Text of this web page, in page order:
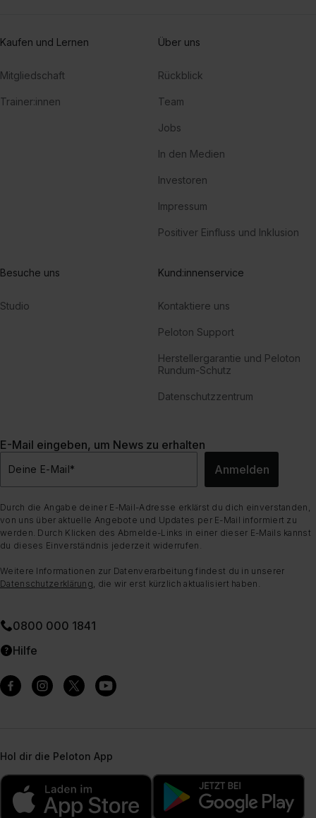
Kaufen und Lernen
Mitgliedschaft
Trainer:innen
Über uns
Rückblick
Team
Jobs
In den Medien
Investoren
Impressum
Positiver Einfluss und Inklusion
Besuche uns
Studio
Kund:innenservice
Kontaktiere uns
Peloton Support
Herstellergarantie und Peloton
Rundum-Schutz
Datenschutzzentrum
E-Mail eingeben, um News zu erhalten
Deine E-Mail* Anmelden
Durch die Angabe deiner E-Mail-Adresse erklärst du dich einverstanden,
von uns über aktuelle Angebote und Updates per E-Mail informiert zu
werden. Durch Klicken des Abmelde-Links in einer dieser E-Mails kannst
du dieses Einverständnis jederzeit widerrufen.
Weitere Informationen zur Datenverarbeitung findest du in unserer
Datenschutzerklärung , die wir erst kürzlich aktualisiert haben.
0800 000 1841
Hilfe
Hol dir die Peloton App